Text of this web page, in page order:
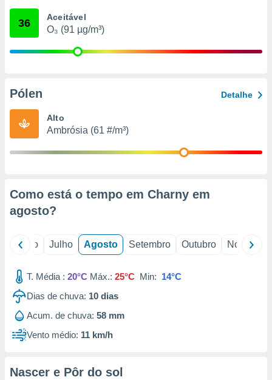
através
estudos
1199
36 Aceitável
O₃ (91 µg/m³)
Pólen Detalhe
Alto
Ambrósia (61 #/m³)
Como está o tempo em Charny em
agosto?
Junho Julho Agosto Setembro Outubro Novembro
T. Média : 20°C Máx.: 25°C Min: 14°C
Dias de chuva: 10 dias
Acum. de chuva: 58 mm
Vento médio: 11 km/h
Nascer e Pôr do sol